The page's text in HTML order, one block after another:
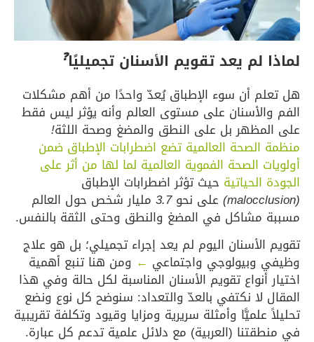
لم يعد تقويم الأسنان تجميليًا❓
أن سوء الإطباق يُعدّ واحدًا من أهم مشكلات
على مستوى العالم وأنه يؤثر ليس فقط
بل على النطق والمضغ وصحة اللثة!
الصحة العالمية تضع اضطرابات الإطباق ضمن
الصحة الفموية العالمية لما لها من أثر على
الحياتية حيث تؤثر اضطرابات الإطباق
على نحو3.7مليار شخص حول العالم
مشاكل في المضغ والنطق وحتى الثقة بالنفس.
اليوم لم يعد إجراء تجميلي؛ بل هو علاج
وبيولوجي واجتماعي←ومن هنا تنبع أهمية
أنواع تقويم الأسنان المناسبة لكل حالة وفي هذا
لا نكتفي بالعدّ والتعداد: سنوضح كل نوع ونضع
علميًّا وأمثلة سريرية ومزايا وقيود وتكلفة تقريبية
(العربية) مع دلائل علمية تدعم كل عبارة.